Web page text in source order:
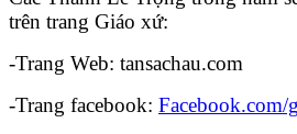
trên trang Giáo xứ:
-Trang Web: tansachau.com
-Trang facebook: Facebook.com/